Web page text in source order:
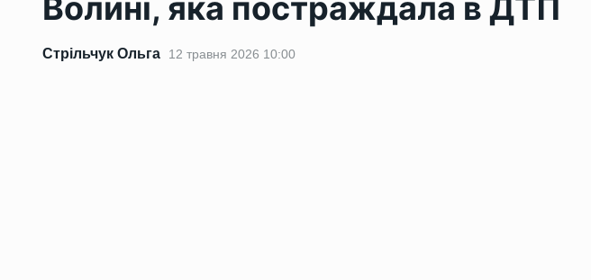
Волині, яка постраждала в ДТП
Стрільчук Ольга 12 травня 2026 10:00